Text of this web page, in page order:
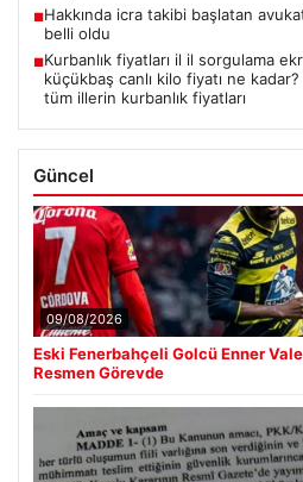
■Hakkında icra takibi başlatan
belli oldu
■Kurbanlık fiyatları il il sorgulama
küçükbaş canlı kilo fiyatı ne
tüm illerin kurbanlık fiyatları
Güncel
09/08/2026
Eski Fenerbahçeli Golcü Enner
Resmen Görevde